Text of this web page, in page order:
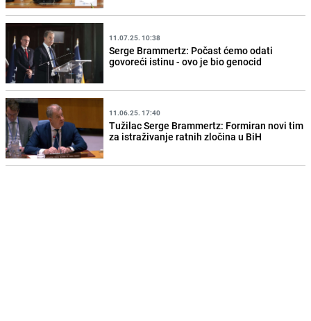
11.07.25. 10:38
Serge Brammertz: Počast ćemo odati
govoreći istinu - ovo je bio genocid
11.06.25. 17:40
Tužilac Serge Brammertz: Formiran novi tim
za istraživanje ratnih zločina u BiH